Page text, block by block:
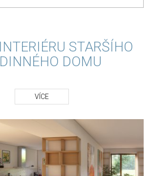
STARŠÍHO
DOMU
VÍCE